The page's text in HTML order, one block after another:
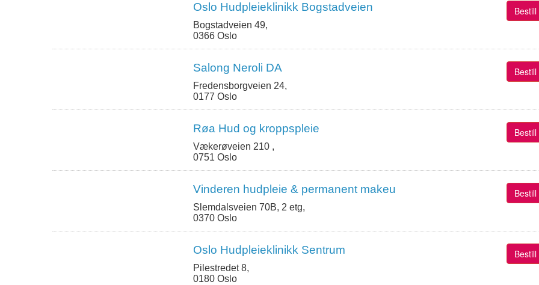
Oslo Hudpleieklinikk Bogstadveien
Bogstadveien 49,
0366 Oslo
Salong Neroli DA
Fredensborgveien 24,
0177 Oslo
Røa Hud og kroppspleie
Vækerøveien 210 ,
0751 Oslo
Vinderen hudpleie & permanent makeu
Slemdalsveien 70B, 2 etg,
0370 Oslo
Oslo Hudpleieklinikk Sentrum
Pilestredet 8,
0180 Oslo